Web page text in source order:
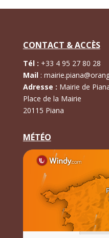
CONTACT & ACCÈS
Tél : +33 4 95 27 80 28
Mail:
Adresse : Mairie de
Place de la Mairie
20115 Piana
MÉTÉO